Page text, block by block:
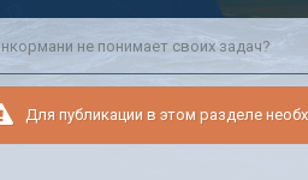
не понимает своих задач?
Для публикации в этом разделе